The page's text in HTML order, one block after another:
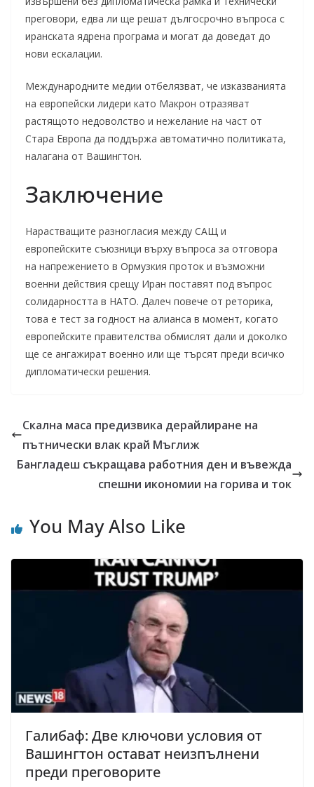
преговори, едва ли ще решат дългосрочно въпроса с
иранската ядрена програма и могат да доведат до
нови ескалации.
Международните медии отбелязват, че изказванията
на европейски лидери като Макрон отразяват
растящото недоволство и нежелание на част от
Стара Европа да поддържа автоматично политиката,
налагана от Вашингтон.
Заключение
Нарастващите разногласия между САЩ и
европейските съюзници върху въпроса за отговора
на напрежението в Ормузкия проток и възможни
военни действия срещу Иран поставят под въпрос
солидарността в НАТО. Далеч повече от реторика,
това е тест за годност на алианса в момент, когато
европейските правителства обмислят дали и доколко
ще се ангажират военно или ще търсят преди всичко
дипломатически решения.
Скална маса предизвика дерайлиране на
пътнически влак край Мъглиж
Бангладеш съкращава работния ден и въвежда
спешни икономии на горива и ток
You May Also Like
Галибаф: Две ключови условия от
Вашингтон остават неизпълнени
преди преговорите